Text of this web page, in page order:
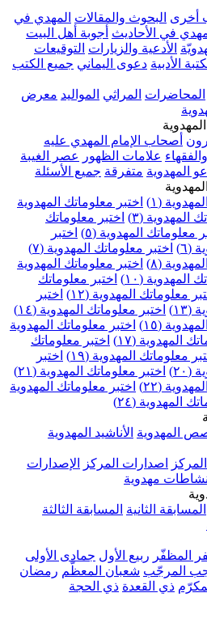
أخرى البحوث والمقالات المهدي في
في الأحاديث أجوبة أهل البيت
الأدعية والزيارات التوقيعات
الأدبية دعوى اليماني جميع الكتب
المحاضرات المراثي المواليد معرض
أصحاب الإمام المهدي عليه
علامات الظهور
عصر الغيبة
المهدوية متفرقة جميع الأسئلة
(١)
اختبر معلوماتك المهدوية
المهدوية (٣)
اختبر معلوماتك
معلوماتك المهدوية (٥)
اختبر
(٦)
اختبر معلوماتك المهدوية (٧)
(٨)
اختبر معلوماتك المهدوية
المهدوية (١٠)
اختبر معلوماتك
معلوماتك المهدوية (١٢)
اختبر
(١٣)
اختبر معلوماتك المهدوية (١٤)
(١٥)
اختبر معلوماتك المهدوية
المهدوية (١٧)
اختبر معلوماتك
معلوماتك المهدوية (١٩)
اختبر
(٢٠)
اختبر معلوماتك المهدوية (٢١)
(٢٢)
اختبر معلوماتك المهدوية
المهدوية (٢٤)
المهدوية الأناشيد المهدوية
اصدارات المركز
الإصدارات
مهدوية
المسابقة الثانية المسابقة الثالثة
المظفّر ربيع الأول جمادى الأولى
المرجّب شعبان المعظّم رمضان
ذي القعدة ذي الحجة